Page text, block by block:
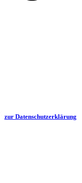
zur Datenschutzerklärung